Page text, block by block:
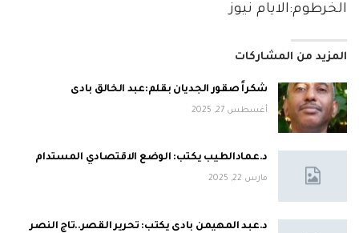
الخرطوم:الايام نيوز
المزيد من المشاركات
شكراً صقور الجديان بقلم:عبد الخالق بادى
أغسطس 27, 2025
د.عمادالطيب يكتب: الوضع الاقتصادي المستدام
مارس 22, 2025
د.عبد المهيمن بادى يكتب: تحرير القصر..تاج النصر